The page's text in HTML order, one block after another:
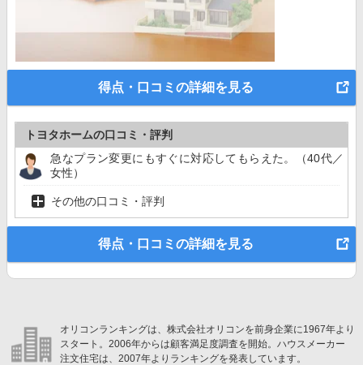
得点・口コミの詳細を見る
トヨタホームの口コミ・評判
急なプラン変更にもすぐに対応してもらえた。（40代／
女性）
その他の口コミ・評判
得点・口コミの詳細を見る
オリコンランキングは、株式会社オリコンを前身企業に1967年より
スタート。2006年からは顧客満足度調査を開始。ハウスメーカー
注文住宅は、2007年よりランキングを発表しています。